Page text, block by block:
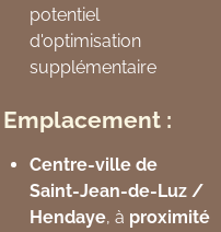
potentiel
d'optimisation
supplémentaire
Emplacement :
Centre-ville de
Saint-Jean-de-Luz /
Hendaye, à proximité